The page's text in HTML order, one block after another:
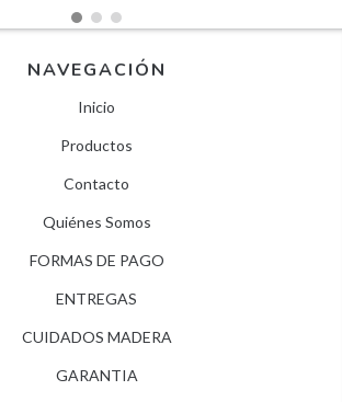
NAVEGACIÓN
Inicio
Productos
Contacto
Quiénes Somos
FORMAS DE PAGO
ENTREGAS
CUIDADOS MADERA
GARANTIA